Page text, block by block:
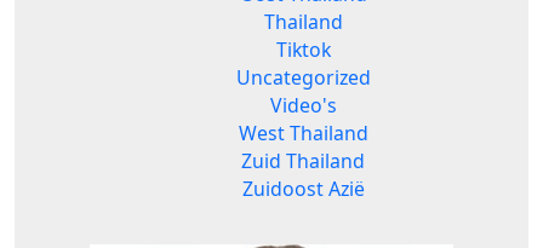
Thailand
Tiktok
Uncategorized
Video's
West Thailand
Zuid Thailand
Zuidoost Azië